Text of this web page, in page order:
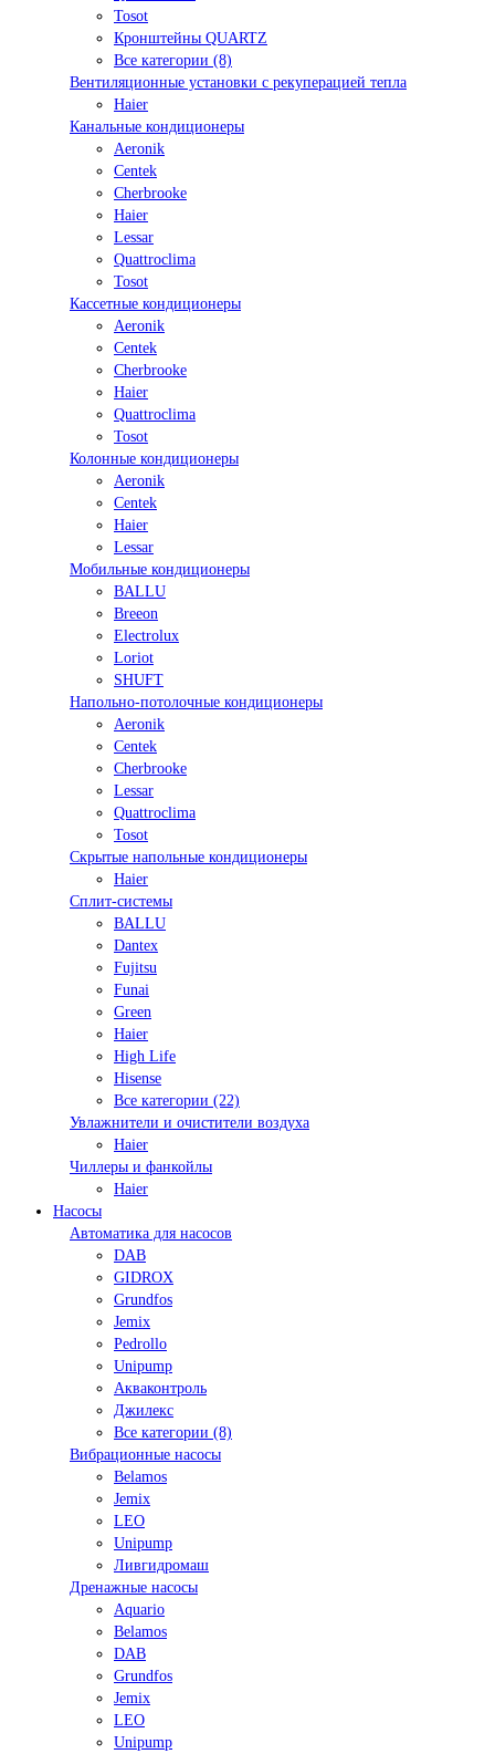
Tosot
Кронштейны QUARTZ
Все категории (8)
Вентиляционные установки с рекуперацией тепла
Haier
Канальные кондиционеры
Aeronik
Centek
Cherbrooke
Haier
Lessar
Quattroclima
Tosot
Кассетные кондиционеры
Aeronik
Centek
Cherbrooke
Haier
Quattroclima
Tosot
Колонные кондиционеры
Aeronik
Centek
Haier
Lessar
Мобильные кондиционеры
BALLU
Breeon
Electrolux
Loriot
SHUFT
Напольно-потолочные кондиционеры
Aeronik
Centek
Cherbrooke
Lessar
Quattroclima
Tosot
Скрытые напольные кондиционеры
Haier
Сплит-системы
BALLU
Dantex
Fujitsu
Funai
Green
Haier
High Life
Hisense
Все категории (22)
Увлажнители и очистители воздуха
Haier
Чиллеры и фанкойлы
Haier
Насосы
Автоматика для насосов
DAB
GIDROX
Grundfos
Jemix
Pedrollo
Unipump
Акваконтроль
Джилекс
Все категории (8)
Вибрационные насосы
Belamos
Jemix
LEO
Unipump
Ливгидромаш
Дренажные насосы
Aquario
Belamos
DAB
Grundfos
Jemix
LEO
Unipump